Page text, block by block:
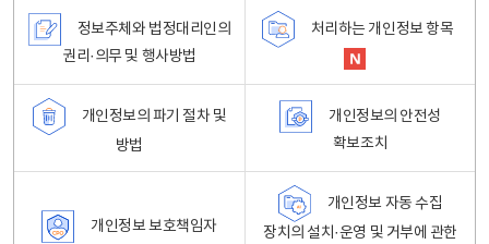
정보주체와 법정대리인의
권리·의무 및 행사방법
처리하는 개인정보 항목
개인정보의 파기 절차 및
방법
개인정보의 안전성
확보조치
개인정보 보호책임자
개인정보 자동 수집
장치의 설치·운영 및 거부에 관한